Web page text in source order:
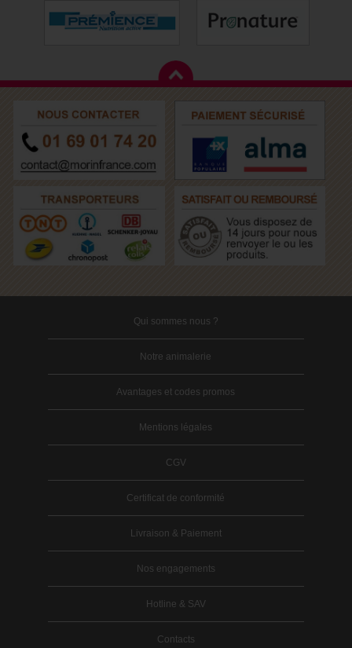
Qui sommes nous ?
Notre animalerie
Avantages et codes promos
Mentions légales
CGV
Certificat de conformité
Livraison & Paiement
Nos engagements
Hotline & SAV
Contacts